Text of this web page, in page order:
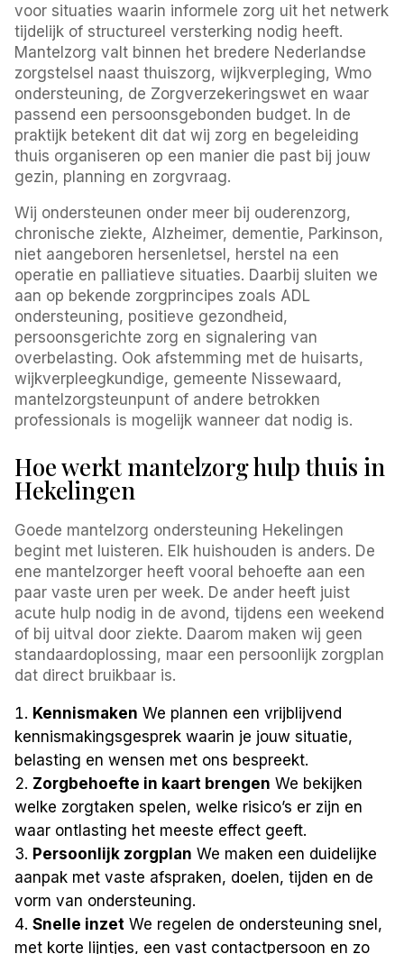
voor situaties waarin informele zorg uit het netwerk
tijdelijk of structureel versterking nodig heeft.
Mantelzorg valt binnen het bredere Nederlandse
zorgstelsel naast thuiszorg, wijkverpleging, Wmo
ondersteuning, de Zorgverzekeringswet en waar
passend een persoonsgebonden budget. In de
praktijk betekent dit dat wij zorg en begeleiding
thuis organiseren op een manier die past bij jouw
gezin, planning en zorgvraag.
Wij ondersteunen onder meer bij ouderenzorg,
chronische ziekte, Alzheimer, dementie, Parkinson,
niet aangeboren hersenletsel, herstel na een
operatie en palliatieve situaties. Daarbij sluiten we
aan op bekende zorgprincipes zoals ADL
ondersteuning, positieve gezondheid,
persoonsgerichte zorg en signalering van
overbelasting. Ook afstemming met de huisarts,
wijkverpleegkundige, gemeente Nissewaard,
mantelzorgsteunpunt of andere betrokken
professionals is mogelijk wanneer dat nodig is.
Hoe werkt mantelzorg hulp thuis in
Hekelingen
Goede mantelzorg ondersteuning Hekelingen
begint met luisteren. Elk huishouden is anders. De
ene mantelzorger heeft vooral behoefte aan een
paar vaste uren per week. De ander heeft juist
acute hulp nodig in de avond, tijdens een weekend
of bij uitval door ziekte. Daarom maken wij geen
standaardoplossing, maar een persoonlijk zorgplan
dat direct bruikbaar is.
Kennismaken We plannen een vrijblijvend
kennismakingsgesprek waarin je jouw situatie,
belasting en wensen met ons bespreekt.
Zorgbehoefte in kaart brengen We bekijken
welke zorgtaken spelen, welke risico’s er zijn en
waar ontlasting het meeste effect geeft.
Persoonlijk zorgplan We maken een duidelijke
aanpak met vaste afspraken, doelen, tijden en de
vorm van ondersteuning.
Snelle inzet We regelen de ondersteuning snel,
met korte lijntjes, een vast contactpersoon en zo